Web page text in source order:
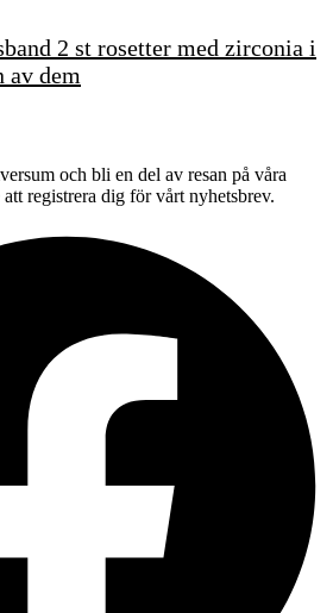
2 st rosetter med zirconia i
av dem
och bli en del av resan på våra
registrera dig för vårt nyhetsbrev.